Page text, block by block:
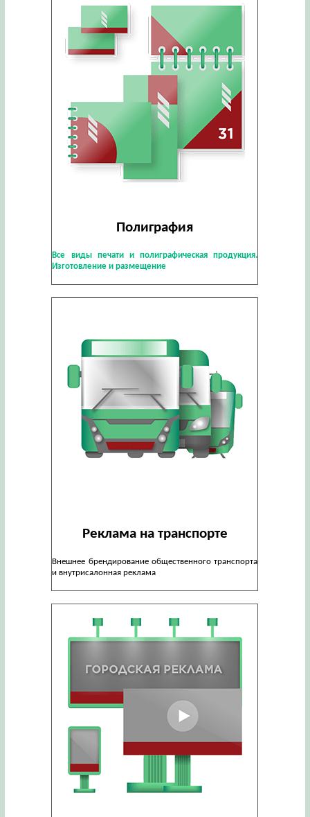
Полиграфия
Все виды печати и полиграфическая продукция.
Изготовление и размещение
Реклама на транспорте
Внешнее брендирование общественного транспорта
и внутрисалонная реклама